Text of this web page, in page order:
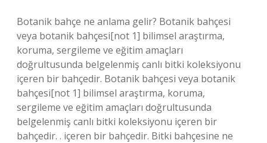
Botanik bahçe ne anlama gelir? Botanik bahçesi
veya botanik bahçesi[not 1] bilimsel araştırma,
koruma, sergileme ve eğitim amaçları
doğrultusunda belgelenmiş canlı bitki koleksiyonu
içeren bir bahçedir. Botanik bahçesi veya botanik
bahçesi[not 1] bilimsel araştırma, koruma,
sergileme ve eğitim amaçları doğrultusunda
belgelenmiş canlı bitki koleksiyonu içeren bir
bahçedir. . içeren bir bahçedir. Bitki bahçesine ne